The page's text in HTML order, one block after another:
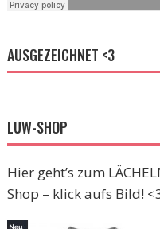
AUSGEZEICHNET <3
LUW-SHOP
Hier geht’s zum
Shop – klick aufs Bild!